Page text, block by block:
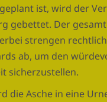
ist, wird der
gebettet. Der
strengen
ab, um den
sicherzustellen.
die Asche in eine